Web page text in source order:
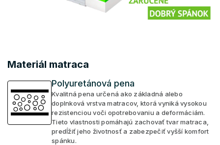
Materiál matraca
Polyuretánová pena
Kvalitná pena určená ako základná alebo
doplnková vrstva matracov, ktorá vyniká vysokou
rezistenciou voči opotrebovaniu a deformáciám.
Tieto vlastnosti pomáhajú zachovať tvar matraca,
predĺžiť jeho životnosť a zabezpečiť vyšší komfort
spánku.